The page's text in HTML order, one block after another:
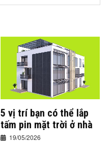
5 vị trí bạn có thể lắp
tấm pin mặt trời ở nhà
19/05/2026